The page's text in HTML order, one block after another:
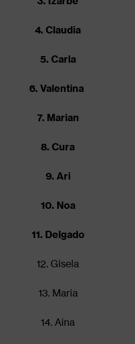
4. Claudia
5. Carla
6. Valentina
7. Marian
8. Cura
9. Ari
10. Noa
11. Delgado
12. Gisela
13. Maria
14. Aina